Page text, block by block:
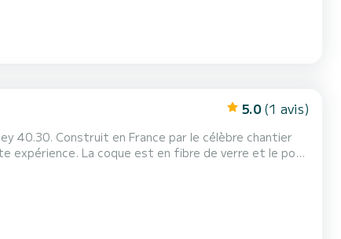
5.0 (1 avis)
40.30. Construit en France par le célèbre chantier
expérience. La coque est en fibre de verre et le pont